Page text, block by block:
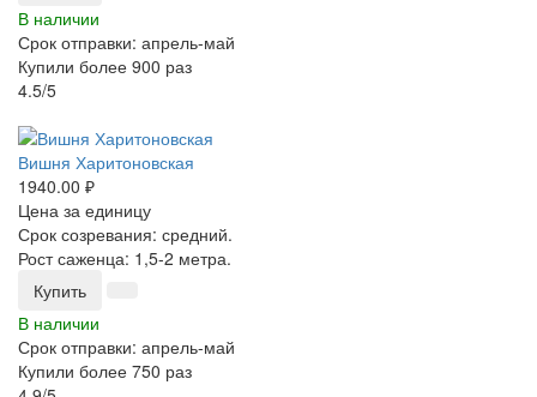
В наличии
Срок отправки: апрель-май
Купили более 900 раз
4.5/5
Вишня Харитоновская
1940.00 ₽
Цена за единицу
Срок созревания: средний.
Рост саженца: 1,5-2 метра.
Купить
В наличии
Срок отправки: апрель-май
Купили более 750 раз